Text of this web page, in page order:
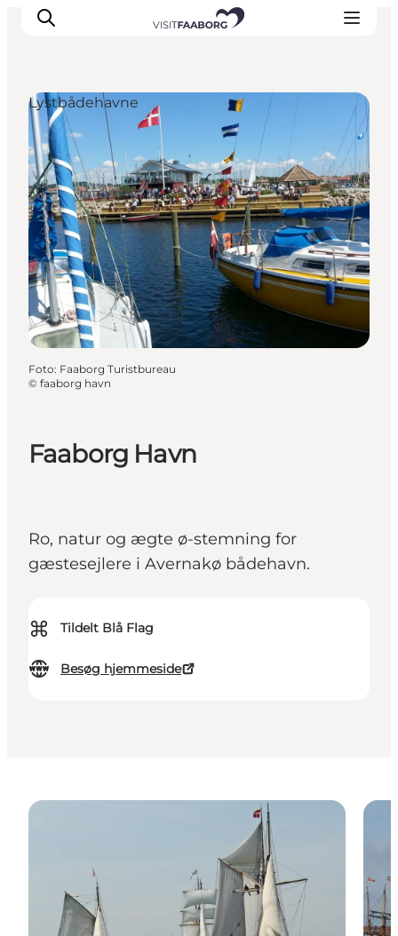
Overnatning
Spisesteder
Oplevelser
Øhop
Outdoor
Det sker
Faaborg Havn
Ro, natur og ægte ø-stemning for
gæstesejlere i Avernakø bådehavn.
⌘ Tildelt Blå Flag
Besøg hjemmeside
Lystbådehavne
Foto: Faaborg Turistbureau
© faaborg havn